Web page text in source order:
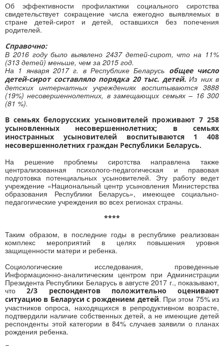
Об эффективности профилактики социального сиротства
свидетельствует сокращение числа ежегодно выявляемых в
стране детей-сирот и детей, оставшихся без попечения
родителей.
Справочно:
В 2016 году было выявлено 2437 детей-сирот, что на 11%
(313 детей) меньше, чем за 2015 год.
На 1 января 2017 г. в Республике Беларусь общее число
детей-сирот составляло порядка 20 тыс. детей. Из них в
детских интернатных учреждениях воспитываются 3888
(19%) несовершеннолетних, в замещающих семьях – 16 300
(81 %).
В семьях белорусских усыновителей проживают 7 258
усыновленных несовершеннолетних; в семьях
иностранных усыновителей воспитываются 1 408
несовершеннолетних граждан Республики Беларусь.
На решение проблемы сиротства направлена также
централизованная психолого-педагогическая и правовая
подготовка потенциальных усыновителей. Эту работу ведет
учреждение «Национальный центр усыновления Министерства
образования Республики Беларусь», имеющее социально-
педагогические учреждения во всех регионах страны.
****
Таким образом, в последние годы в республике реализован
комплекс мероприятий в целях повышения уровня
защищенности матери и ребенка.
Социологические исследования, проведенные
Информационно-аналитическим центром при Администрации
Президента Республики Беларусь в августе 2017 г., показывают,
что2/3 респондентов положительно оценивают
ситуацию в Беларуси с рождением детей. При этом 75% из
участников опроса, находящихся в репродуктивном возрасте,
подтвердили наличие собственных детей, а не имеющие детей
респонденты этой категории в 84% случаев заявили о планах
рождения ребенка.